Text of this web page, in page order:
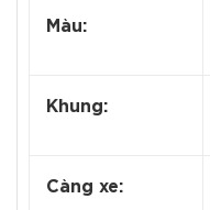
Màu:
Khung:
Càng xe: